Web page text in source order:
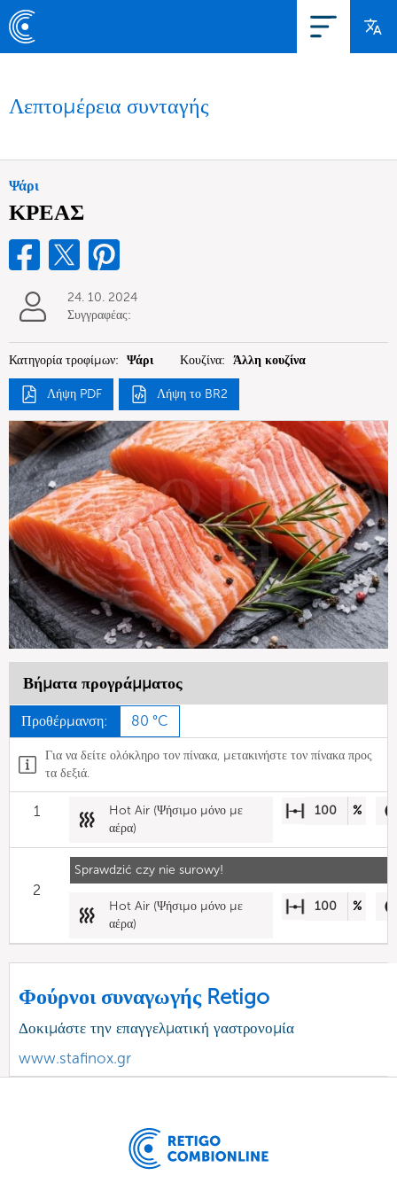
Λεπτομέρεια συνταγής
Ψάρι
ΚΡΕΑΣ
24. 10. 2024
Συγγραφέας:
Κατηγορία τροφίμων: Ψάρι Κουζίνα: Άλλη κουζίνα
Λήψη PDF Λήψη το BR2
Βήματα προγράμματος
Προθέρμανση: 80 °C
Για να δείτε ολόκληρο τον πίνακα, μετακινήστε τον πίνακα προς
τα δεξιά.
1
Hot Air (Ψήσιμο μόνο με
αέρα)
100 %
Sprawdzić czy nie surowy!
2
Hot Air (Ψήσιμο μόνο με
αέρα)
100 %
Φούρνοι συναγωγής Retigo
Δοκιμάστε την επαγγελματική γαστρονομία
www.stafinox.gr